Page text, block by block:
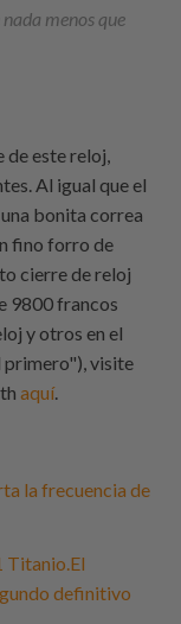
menos que
de este reloj,
Al igual que el
bonita correa
fino forro de
cierre de reloj
9800 francos
y otros en el
primero"), visite
aquí.
la frecuencia de
Titanio.El
definitivo